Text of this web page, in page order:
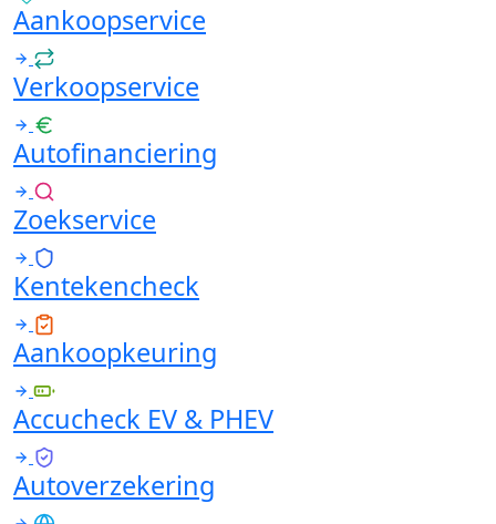
Aankoopservice
Verkoopservice
Autofinanciering
Zoekservice
Kentekencheck
Aankoopkeuring
Accucheck EV & PHEV
Autoverzekering